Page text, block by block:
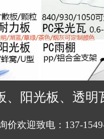
、阳光板、透明
价欢迎致电：137-